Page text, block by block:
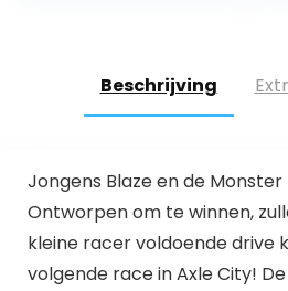
Beschrijving
Jongens Blaze en de Monster
Ontworpen om te winnen,
kleine racer voldoende drive
volgende race in Axle City!